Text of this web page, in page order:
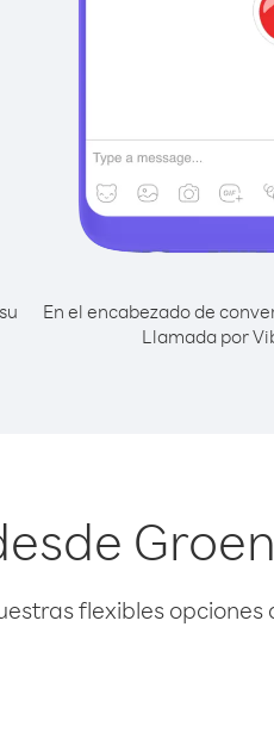
En el encabezado de
Llamada por
flexibles opciones